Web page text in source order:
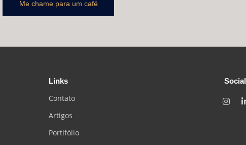
Me chame para um café
Links
Contato
Artigos
Portifólio
Social